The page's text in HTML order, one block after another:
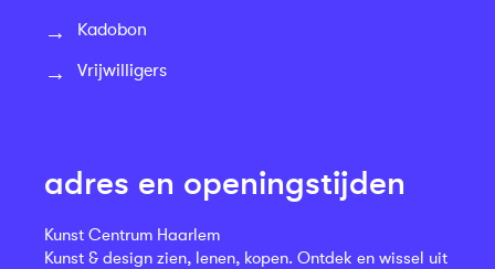
Kadobon
Vrijwilligers
adres en openingstijden
Kunst Centrum Haarlem
Kunst & design zien, lenen, kopen. Ontdek en wissel uit